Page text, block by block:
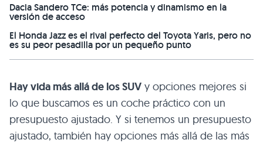
Dacia Sandero TCe: más potencia y dinamismo en la
versión de acceso
El Honda Jazz es el rival perfecto del Toyota Yaris, pero no
es su peor pesadilla por un pequeño punto
Hay vida más allá de los SUV y opciones mejores si
lo que buscamos es un coche práctico con un
presupuesto ajustado. Y si tenemos un presupuesto
ajustado, también hay opciones más allá de las más